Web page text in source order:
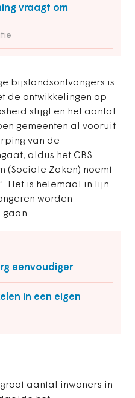
vraagt om
bijstandsontvangers is
de ontwikkelingen op
stijgt en het aantal
gemeenten al vooruit
van de
aldus het CBS.
(Sociale Zaken) noemt
Het is helemaal in lijn
worden
gaan.
eenvoudiger
in een eigen
aantal inwoners in